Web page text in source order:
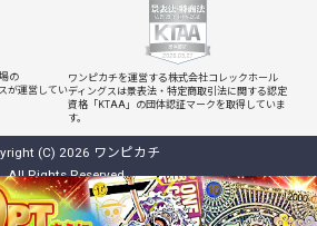
の
が運営してい
ワンピカチを運営する株式会社コレックホール
ディングスは景表法・特定商取引法に関する認定
資格「KTAA」の団体認証マークを取得していま
す。
(C) 2026 ワンピカチ
All Rights Reserved.